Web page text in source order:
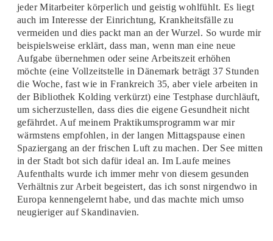
jeder Mitarbeiter körperlich und geistig wohlfühlt. Es liegt
auch im Interesse der Einrichtung, Krankheitsfälle zu
vermeiden und dies packt man an der Wurzel. So wurde mir
beispielsweise erklärt, dass man, wenn man eine neue
Aufgabe übernehmen oder seine Arbeitszeit erhöhen
möchte (eine Vollzeitstelle in Dänemark beträgt 37 Stunden
die Woche, fast wie in Frankreich 35, aber viele arbeiten in
der Bibliothek Kolding verkürzt) eine Testphase durchläuft,
um sicherzustellen, dass dies die eigene Gesundheit nicht
gefährdet. Auf meinem Praktikumsprogramm war mir
wärmstens empfohlen, in der langen Mittagspause einen
Spaziergang an der frischen Luft zu machen. Der See mitten
in der Stadt bot sich dafür ideal an. Im Laufe meines
Aufenthalts wurde ich immer mehr von diesem gesunden
Verhältnis zur Arbeit begeistert, das ich sonst nirgendwo in
Europa kennengelernt habe, und das machte mich umso
neugieriger auf Skandinavien.